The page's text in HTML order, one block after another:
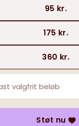
95 kr.
175 kr.
360 kr.
Støt nu